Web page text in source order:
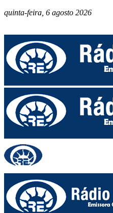
quinta-feira, 6 agosto 2026